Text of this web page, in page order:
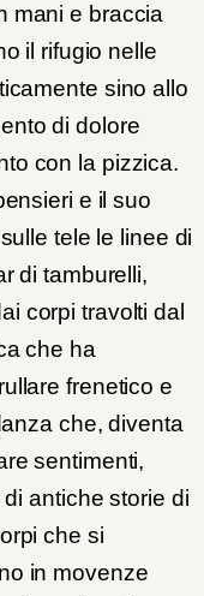
mani e braccia
il rifugio nelle
sino allo
di dolore
con la pizzica.
e il suo
tele le linee di
di tamburelli,
corpi travolti dal
che ha
frenetico e
che, diventa
sentimenti,
antiche storie di
che si
in movenze